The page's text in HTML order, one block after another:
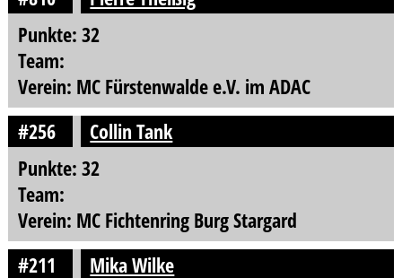
Punkte: 32
Team:
Verein: MC Fürstenwalde e.V. im ADAC
#256
Collin Tank
Punkte: 32
Team:
Verein: MC Fichtenring Burg Stargard
#211
Mika Wilke